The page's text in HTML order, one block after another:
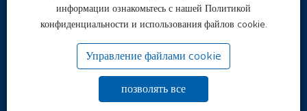
Copyright © Hebei Yongda Rubber Co., Ltd.
ТЕГИ|Политика конфиденциальности
информации ознакомьтесь с нашей Политикой
конфиденциальности и использования файлов cookie.
Управление файлами cookie
позволять все